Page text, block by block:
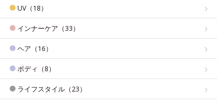
UV（18）
インナーケア（33）
ヘア（16）
ボディ（8）
ライフスタイル（23）